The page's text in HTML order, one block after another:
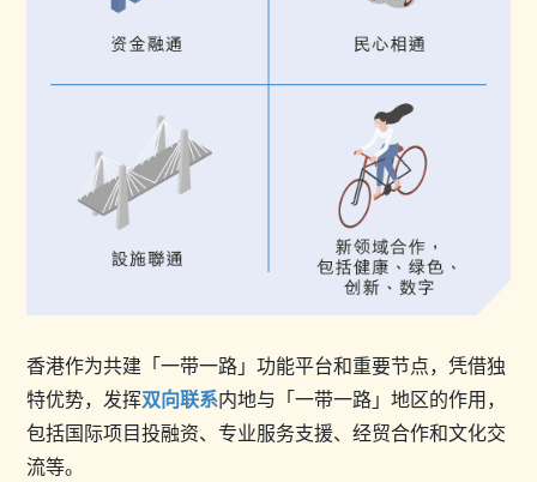
香港作为共建「一带一路」功能平台和重要节点，凭借独
特优势，发挥双向联系内地与「一带一路」地区的作用，
包括国际项目投融资、专业服务支援、经贸合作和文化交
流等。